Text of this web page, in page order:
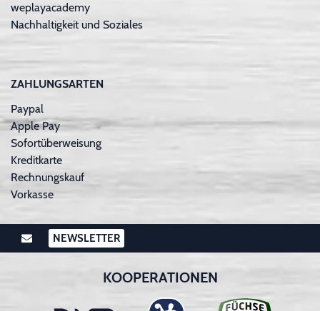
weplayacademy
Nachhaltigkeit und Soziales
ZAHLUNGSARTEN
Paypal
Apple Pay
Sofortüberweisung
Kreditkarte
Rechnungskauf
Vorkasse
NEWSLETTER
KOOPERATIONEN